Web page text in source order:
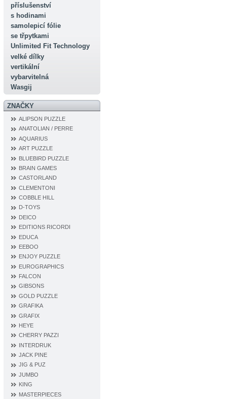
příslušenství
s hodinami
samolepicí fólie
se třpytkami
Unlimited Fit Technology
velké dílky
vertikální
vybarvitelná
Wasgij
ZNAČKY
ALIPSON PUZZLE
ANATOLIAN / PERRE
AQUARIUS
ART PUZZLE
BLUEBIRD PUZZLE
BRAIN GAMES
CASTORLAND
CLEMENTONI
COBBLE HILL
D‐TOYS
DEICO
EDITIONS RICORDI
EDUCA
EEBOO
ENJOY PUZZLE
EUROGRAPHICS
FALCON
GIBSONS
GOLD PUZZLE
GRAFIKA
GRAFIX
HEYE
CHERRY PAZZI
INTERDRUK
JACK PINE
JIG & PUZ
JUMBO
KING
MASTERPIECES